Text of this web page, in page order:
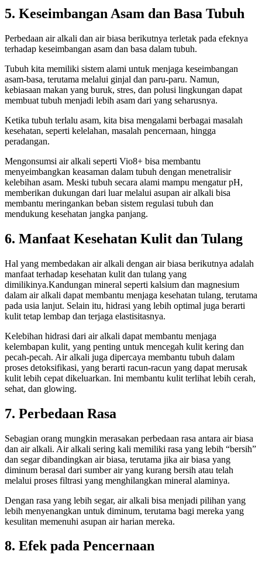
5. Keseimbangan Asam dan Basa Tubuh
Perbedaan air alkali dan air biasa berikutnya terletak pada efeknya
terhadap keseimbangan asam dan basa dalam tubuh.
Tubuh kita memiliki sistem alami untuk menjaga keseimbangan
asam-basa, terutama melalui ginjal dan paru-paru. Namun,
kebiasaan makan yang buruk, stres, dan polusi lingkungan dapat
membuat tubuh menjadi lebih asam dari yang seharusnya.
Ketika tubuh terlalu asam, kita bisa mengalami berbagai masalah
kesehatan, seperti kelelahan, masalah pencernaan, hingga
peradangan.
Mengonsumsi air alkali seperti Vio8+ bisa membantu
menyeimbangkan keasaman dalam tubuh dengan menetralisir
kelebihan asam. Meski tubuh secara alami mampu mengatur pH,
memberikan dukungan dari luar melalui asupan air alkali bisa
membantu meringankan beban sistem regulasi tubuh dan
mendukung kesehatan jangka panjang.
6. Manfaat Kesehatan Kulit dan Tulang
Hal yang membedakan air alkali dengan air biasa berikutnya adalah
manfaat terhadap kesehatan kulit dan tulang yang
dimilikinya.Kandungan mineral seperti kalsium dan magnesium
dalam air alkali dapat membantu menjaga kesehatan tulang, terutama
pada usia lanjut. Selain itu, hidrasi yang lebih optimal juga berarti
kulit tetap lembap dan terjaga elastisitasnya.
Kelebihan hidrasi dari air alkali dapat membantu menjaga
kelembapan kulit, yang penting untuk mencegah kulit kering dan
pecah-pecah. Air alkali juga dipercaya membantu tubuh dalam
proses detoksifikasi, yang berarti racun-racun yang dapat merusak
kulit lebih cepat dikeluarkan. Ini membantu kulit terlihat lebih cerah,
sehat, dan glowing.
7. Perbedaan Rasa
Sebagian orang mungkin merasakan perbedaan rasa antara air biasa
dan air alkali. Air alkali sering kali memiliki rasa yang lebih “bersih”
dan segar dibandingkan air biasa, terutama jika air biasa yang
diminum berasal dari sumber air yang kurang bersih atau telah
melalui proses filtrasi yang menghilangkan mineral alaminya.
Dengan rasa yang lebih segar, air alkali bisa menjadi pilihan yang
lebih menyenangkan untuk diminum, terutama bagi mereka yang
kesulitan memenuhi asupan air harian mereka.
8. Efek pada Pencernaan